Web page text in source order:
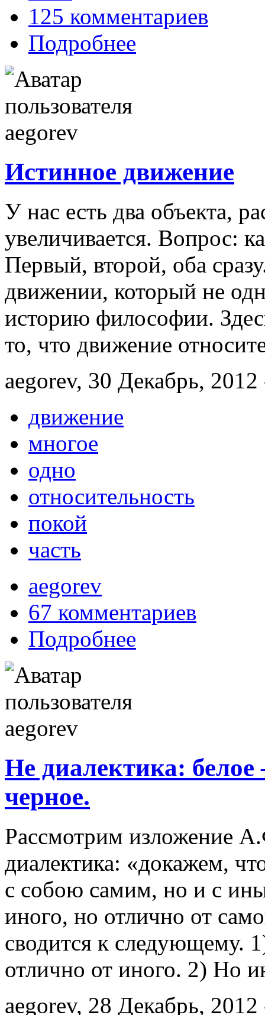
125 комментариев
Подробнее
Истинное движение
У нас есть два объекта,
увеличивается. Вопрос:
Первый, второй, оба
движении, который не
историю философии.
то, что движение
aegorev, 30 Декабрь,
движение
многое
одно
относительность
покой
часть
aegorev
67 комментариев
Подробнее
Не диалектика: белое
черное.
Рассмотрим изложение
диалектика: «докажем,
с собою самим, но и с
иного, но отлично от
сводится к следующему.
отлично от иного. 2) Но
aegorev, 28 Декабрь,